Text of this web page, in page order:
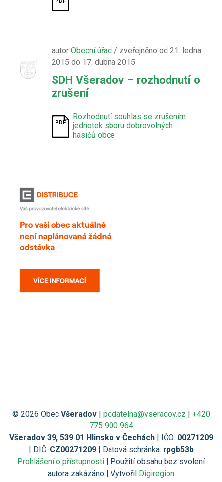
autorObecní úřad / zveřejněno od 21. ledna
2015 do 17. dubna 2015
SDH Všeradov – rozhodnutí o
zrušení
Rozhodnutí souhlas se zrušením
jednotek sboru dobrovolných
hasičů obce
© 2026 Obec Všeradov| podatelna@vseradov.cz | +420
775 900 964
Všeradov 39, 539 01 Hlinsko v Čechách| IČO: 00271209
| DIČ: CZ00271209| Datová schránka: rpgb53b
Prohlášení o přístupnosti | Použití obsahu bez svolení
autora zakázáno | Vytvořil Digiregion